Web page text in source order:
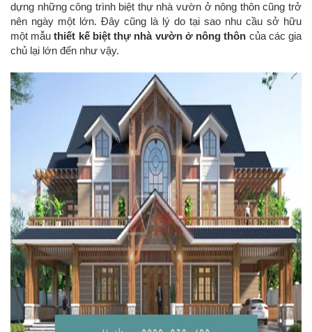
dựng những công trình biệt thự nhà vườn ở nông thôn cũng trở
nên ngày một lớn. Đây cũng là lý do tại sao nhu cầu sở hữu
một mẫuthiết kế biệt thự nhà vườn ở nông thôn của các gia
chủ lại lớn đến như vậy.